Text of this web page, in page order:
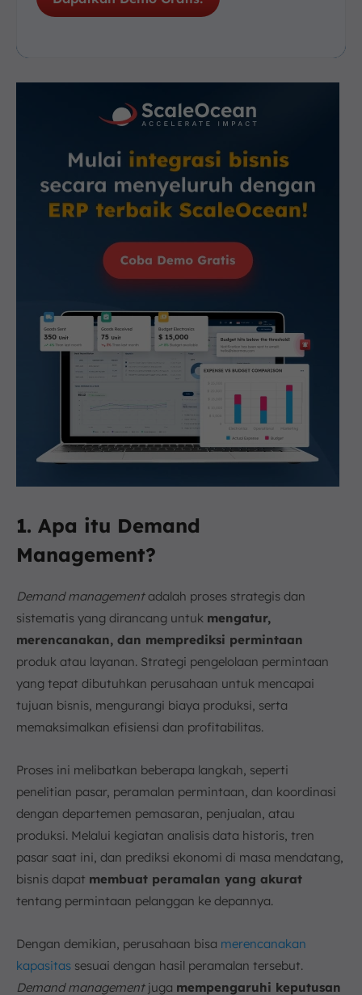
1. Apa itu Demand
Management?
Demand managementadalah proses strategis dan
sistematis yang dirancang untuk mengatur,
merencanakan, dan memprediksi permintaan
produk atau layanan. Strategi pengelolaan permintaan
yang tepat dibutuhkan perusahaan untuk mencapai
tujuan bisnis, mengurangi biaya produksi, serta
memaksimalkan efisiensi dan profitabilitas.
Proses ini melibatkan beberapa langkah, seperti
penelitian pasar, peramalan permintaan, dan koordinasi
dengan departemen pemasaran, penjualan, atau
produksi. Melalui kegiatan analisis data historis, tren
pasar saat ini, dan prediksi ekonomi di masa mendatang,
bisnis dapat membuat peramalan yang akurat
tentang permintaan pelanggan ke depannya.
Dengan demikian, perusahaan bisa merencanakan
kapasitas sesuai dengan hasil peramalan tersebut.
Demand managementjuga mempengaruhi keputusan